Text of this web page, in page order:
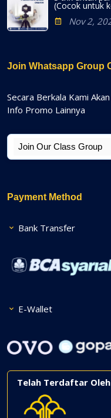
(Cocok untuk
Nov 2,
Join Whatsapp Group
Secara Berkala Kami
Info Promo Lainnya
Payment Method
Bank Transfer
E-Wallet
Telah Terdaftar Oleh